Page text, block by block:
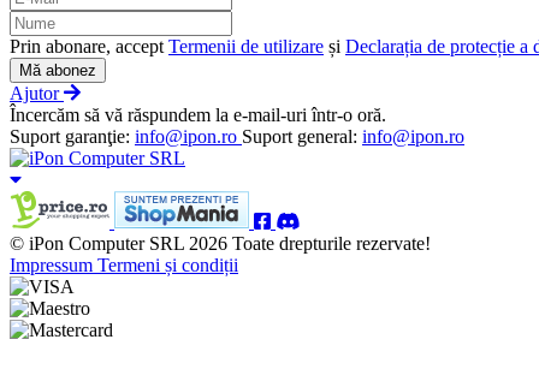
Prin abonare, accept Termenii de utilizare și Declarația de protecție a
Mă abonez
Ajutor
Încercăm să vă răspundem la e-mail-uri într-o oră.
Suport garanţie: info@ipon.ro Suport general: info@ipon.ro
© iPon Computer SRL 2026 Toate drepturile rezervate!
Impressum Termeni și condiții